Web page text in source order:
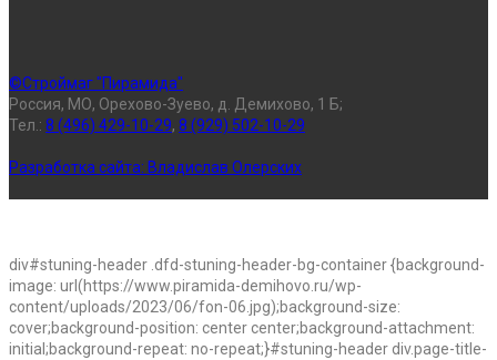
©Строймаг "Пирамида"
Россия, МО, Орехово-Зуево, д. Демихово, 1 Б;
Тел.: 8 (496) 429-10-29, 8 (929) 502-10-29
Разработка сайта: Владислав Олерских
div#stuning-header .dfd-stuning-header-bg-container {background-
image: url(https://www.piramida-demihovo.ru/wp-
content/uploads/2023/06/fon-06.jpg);background-size:
cover;background-position: center center;background-attachment:
initial;background-repeat: no-repeat;}#stuning-header div.page-title-